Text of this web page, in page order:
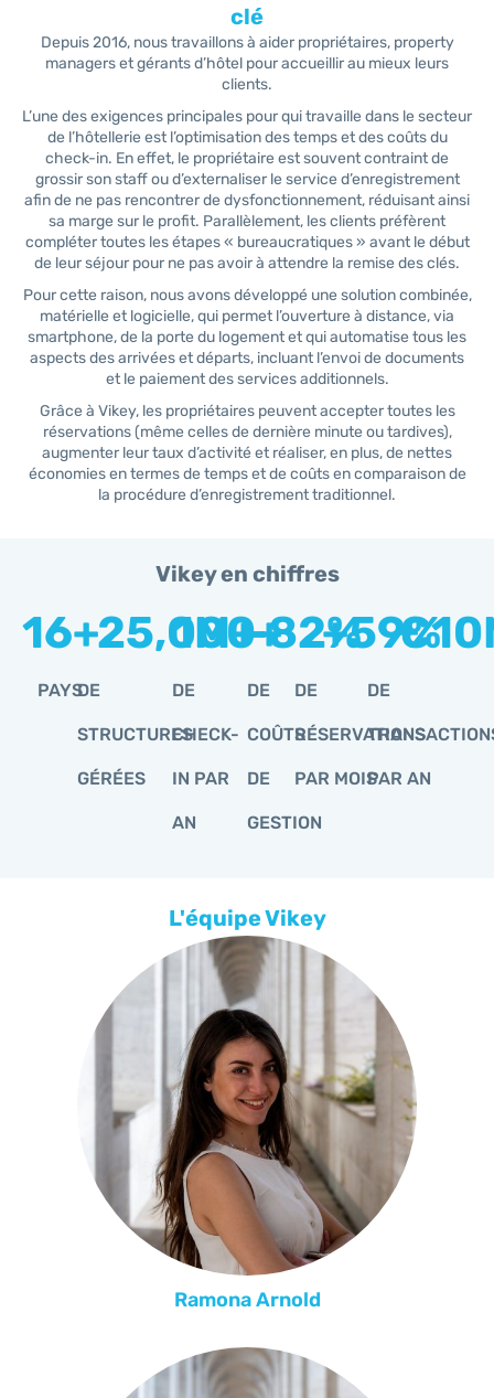
clé
Depuis 2016, nous travaillons à aider propriétaires, property
managers et gérants d’hôtel pour accueillir au mieux leurs
clients.
L’une des exigences principales pour qui travaille dans le secteur
de l’hôtellerie est l’optimisation des temps et des coûts du
check-in. En effet, le propriétaire est souvent contraint de
grossir son staff ou d’externaliser le service d’enregistrement
afin de ne pas rencontrer de dysfonctionnement, réduisant ainsi
sa marge sur le profit. Parallèlement, les clients préfèrent
compléter toutes les étapes « bureaucratiques » avant le début
de leur séjour pour ne pas avoir à attendre la remise des clés.
Pour cette raison, nous avons développé une solution combinée,
matérielle et logicielle, qui permet l’ouverture à distance, via
smartphone, de la porte du logement et qui automatise tous les
aspects des arrivées et départs, incluant l’envoi de documents
et le paiement des services additionnels.
Grâce à Vikey, les propriétaires peuvent accepter toutes les
réservations (même celles de dernière minute ou tardives),
augmenter leur taux d’activité et réaliser, en plus, de nettes
économies en termes de temps et de coûts en comparaison de
la procédure d’enregistrement traditionnel.
Vikey en chiffres
PAYS
16+
DE
STRUCTURES
GÉRÉES
25,000+
DE
CHECK-
IN PAR
AN
1M+
DE
COÛTS
DE
GESTION
-82%
DE
RÉSERVATIONS
PAR MOIS
+59%
DE
PAR AN
€10
L'équipe Vikey
Ramona Arnold